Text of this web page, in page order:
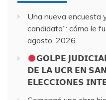
Una nueva encuesta
candidata”: cómo le
agosto, 2026
𝗚𝗢𝗟𝗣𝗘
𝗗𝗘 𝗟𝗔 𝗨𝗖𝗥 𝗘𝗡
𝗘𝗟𝗘𝗖𝗖𝗜𝗢𝗡𝗘𝗦